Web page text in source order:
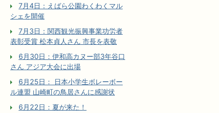
7月4日：えばら公園わくわくマル
シェを開催
7月3日：関西観光振興事業功労者
表彰受賞 松本貞人さん 市長を表敬
6月30日：伊和高カヌー部3年谷口
さん アジア大会に出場
6月25日： 日本小学生ボレーボー
ル連盟 山崎町の鳥居さんに感謝状
6月22日：夏が来た！